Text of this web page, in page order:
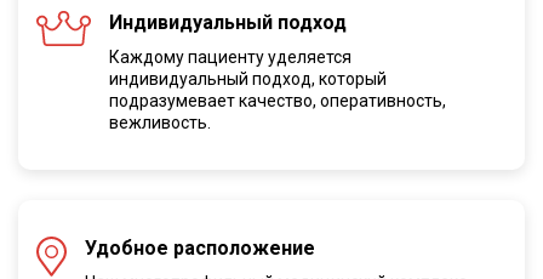
Индивидуальный подход
Каждому пациенту уделяется
индивидуальный подход, который
подразумевает качество, оперативность,
вежливость.
Удобное расположение